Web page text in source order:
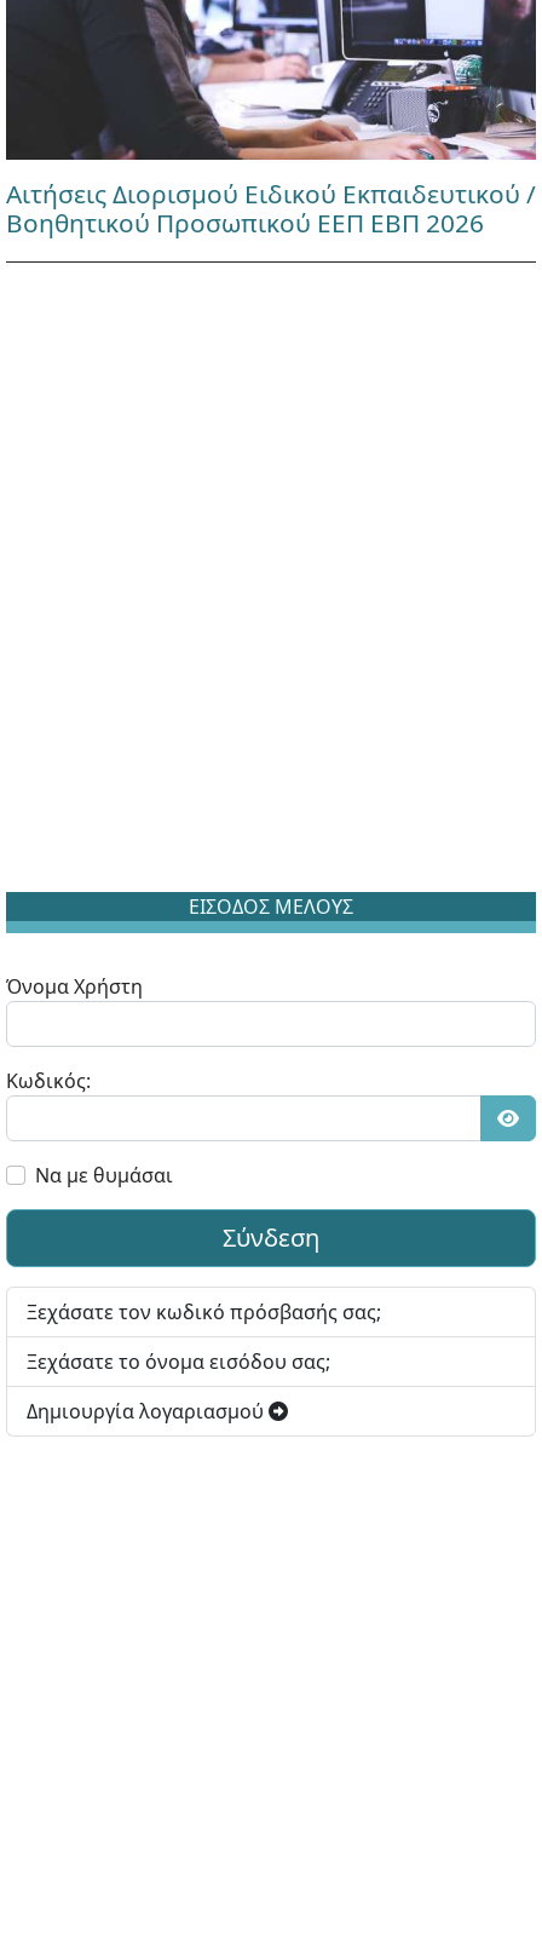
Αιτήσεις Διορισμού Ειδικού Εκπαιδευτικού /
Βοηθητικού Προσωπικού ΕΕΠ ΕΒΠ 2026
ΕΙΣΟΔΟΣ ΜΕΛΟΥΣ
Όνομα Χρήστη
Κωδικός:
Να με θυμάσαι
Σύνδεση
Ξεχάσατε τον κωδικό πρόσβασής σας;
Ξεχάσατε το όνομα εισόδου σας;
Δημιουργία λογαριασμού